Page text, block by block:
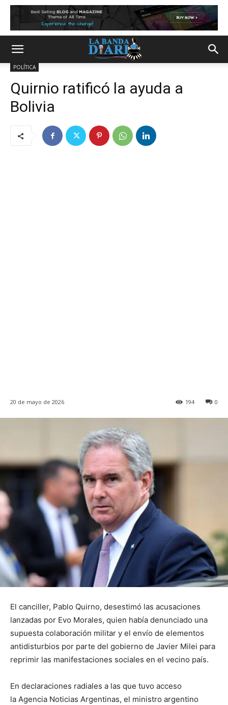
POLÍTICA
Quirnio ratificó la ayuda a
Bolivia
20 de mayo de 2026 0
194
El canciller, Pablo Quirno, desestimó las acusaciones
lanzadas por Evo Morales, quien había denunciado una
supuesta colaboración militar y el envío de elementos
antidisturbios por parte del gobierno de Javier Milei para
reprimir las manifestaciones sociales en el vecino país.
En declaraciones radiales a las que tuvo acceso
la Agencia Noticias Argentinas, el ministro argentino